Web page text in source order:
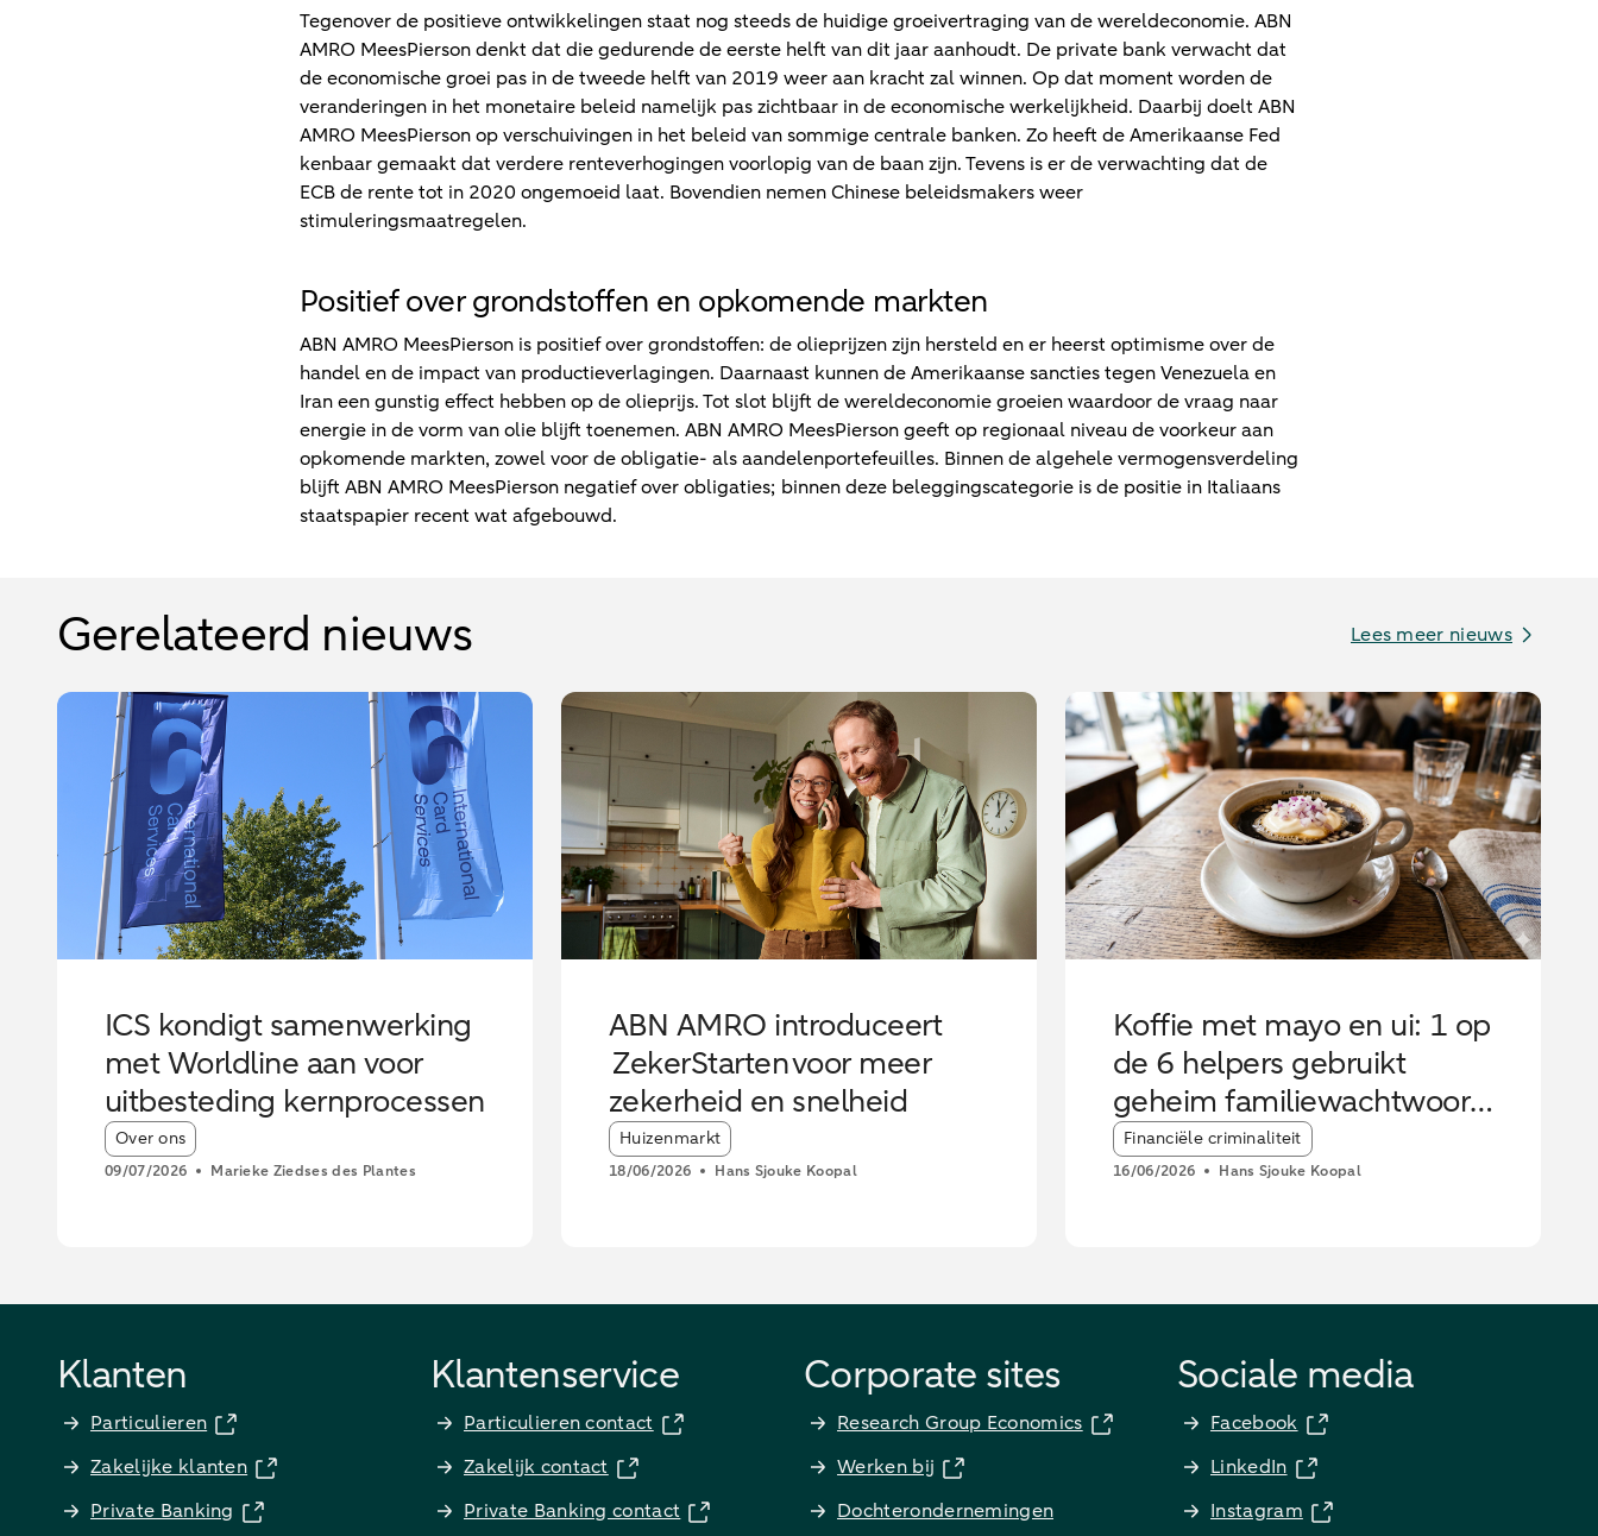
Tegenover de positieve ontwikkelingen staat nog steeds de huidige groeivertraging van de wereldeconomie. ABN
AMRO MeesPierson denkt dat die gedurende de eerste helft van dit jaar aanhoudt. De private bank verwacht dat
de economische groei pas in de tweede helft van 2019 weer aan kracht zal winnen. Op dat moment worden de
veranderingen in het monetaire beleid namelijk pas zichtbaar in de economische werkelijkheid. Daarbij doelt ABN
AMRO MeesPierson op verschuivingen in het beleid van sommige centrale banken. Zo heeft de Amerikaanse Fed
kenbaar gemaakt dat verdere renteverhogingen voorlopig van de baan zijn. Tevens is er de verwachting dat de
ECB de rente tot in 2020 ongemoeid laat. Bovendien nemen Chinese beleidsmakers weer
stimuleringsmaatregelen.
Positief over grondstoffen en opkomende markten
ABN AMRO MeesPierson is positief over grondstoffen: de olieprijzen zijn hersteld en er heerst optimisme over de
handel en de impact van productieverlagingen. Daarnaast kunnen de Amerikaanse sancties tegen Venezuela en
Iran een gunstig effect hebben op de olieprijs. Tot slot blijft de wereldeconomie groeien waardoor de vraag naar
energie in de vorm van olie blijft toenemen. ABN AMRO MeesPierson geeft op regionaal niveau de voorkeur aan
opkomende markten, zowel voor de obligatie- als aandelenportefeuilles. Binnen de algehele vermogensverdeling
blijft ABN AMRO MeesPierson negatief over obligaties; binnen deze beleggingscategorie is de positie in Italiaans
staatspapier recent wat afgebouwd.
Gerelateerd nieuws Lees meer nieuws
ICS kondigt samenwerking
met Worldline aan voor
uitbesteding kernprocessen
Article tags:
Over ons
09/07/2026 Marieke Ziedses des Plantes
ABN AMRO introduceert
ZekerStarten voor meer
zekerheid en snelheid
Article tags:
Huizenmarkt
18/06/2026 Hans Sjouke Koopal
Koffie met mayo en ui: 1 op
de 6 helpers gebruikt
geheim familiewachtwoord
tegen oplichters
Article tags:
Financiële criminaliteit
16/06/2026 Hans Sjouke Koopal
Klanten
Particulieren
Zakelijke klanten
Private Banking
Klantenservice
Particulieren contact
Zakelijk contact
Private Banking contact
Corporate sites
Research Group Economics
Werken bij
Dochterondernemingen
Sociale media
Facebook
LinkedIn
Instagram